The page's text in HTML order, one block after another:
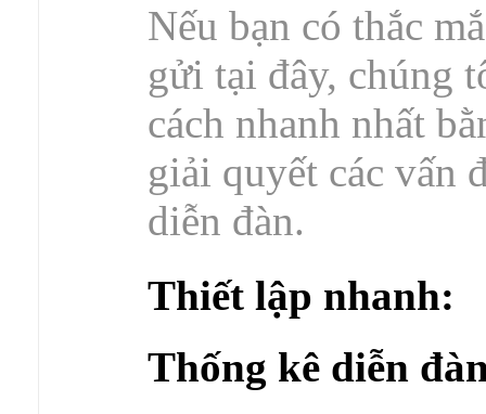
Nếu bạn có thắc
gửi tại đây, chúng
cách nhanh nhất
giải quyết các vấn
diễn đàn.
Thiết lập nhanh:
Thống kê diễn